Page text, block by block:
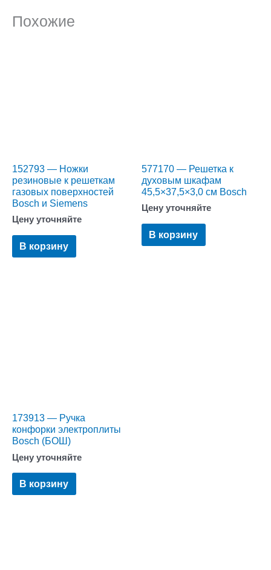
Похожие
152793 — Ножки
резиновые к решеткам
газовых поверхностей
Bosch и Siemens
Цену уточняйте
В корзину
577170 — Решетка к
духовым шкафам
45,5×37,5×3,0 см Bosch
Цену уточняйте
В корзину
173913 — Ручка
конфорки электроплиты
Bosch (БОШ)
Цену уточняйте
В корзину